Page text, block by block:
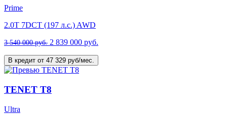
Prime
2.0T 7DCT (197 л.с.) AWD
3 540 000 руб. 2 839 000 руб.
В кредит от 47 329 руб/мес.
TENET T8
Ultra